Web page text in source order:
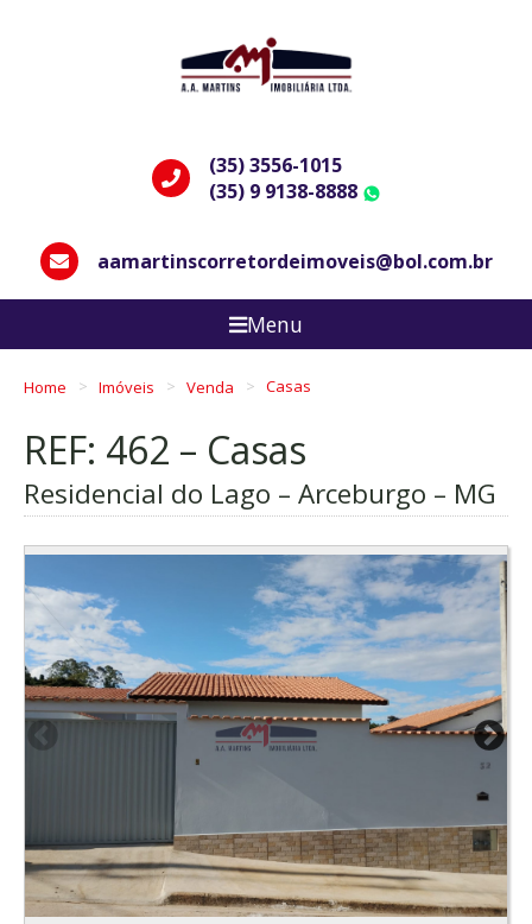
(35) 3556-1015
(35) 9 9138-8888
aamartinscorretordeimoveis@bol.com.br
Menu
Home Imóveis Venda Casas
REF: 462 – Casas
Residencial do Lago – Arceburgo – MG